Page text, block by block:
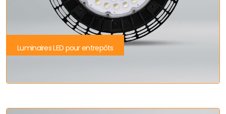
Luminaires LED pour entrepôts